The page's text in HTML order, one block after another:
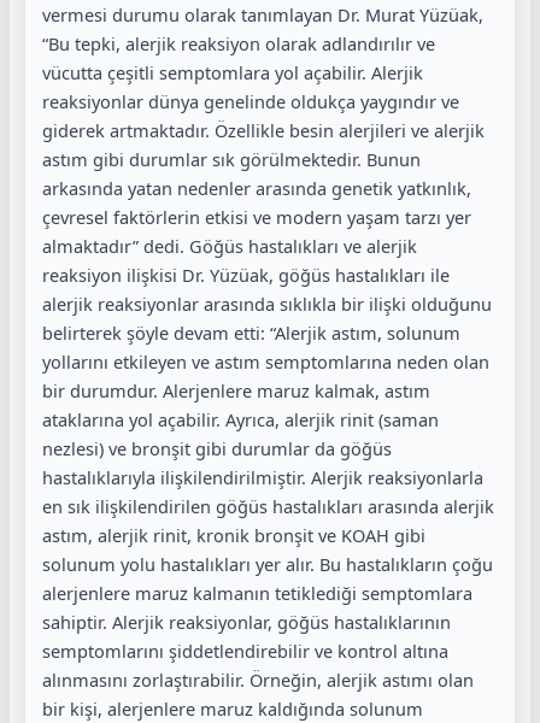
vermesi durumu olarak tanımlayan Dr. Murat Yüzüak,
“Bu tepki, alerjik reaksiyon olarak adlandırılır ve
vücutta çeşitli semptomlara yol açabilir. Alerjik
reaksiyonlar dünya genelinde oldukça yaygındır ve
giderek artmaktadır. Özellikle besin alerjileri ve alerjik
astım gibi durumlar sık görülmektedir. Bunun
arkasında yatan nedenler arasında genetik yatkınlık,
çevresel faktörlerin etkisi ve modern yaşam tarzı yer
almaktadır” dedi. Göğüs hastalıkları ve alerjik
reaksiyon ilişkisi Dr. Yüzüak, göğüs hastalıkları ile
alerjik reaksiyonlar arasında sıklıkla bir ilişki olduğunu
belirterek şöyle devam etti: “Alerjik astım, solunum
yollarını etkileyen ve astım semptomlarına neden olan
bir durumdur. Alerjenlere maruz kalmak, astım
ataklarına yol açabilir. Ayrıca, alerjik rinit (saman
nezlesi) ve bronşit gibi durumlar da göğüs
hastalıklarıyla ilişkilendirilmiştir. Alerjik reaksiyonlarla
en sık ilişkilendirilen göğüs hastalıkları arasında alerjik
astım, alerjik rinit, kronik bronşit ve KOAH gibi
solunum yolu hastalıkları yer alır. Bu hastalıkların çoğu
alerjenlere maruz kalmanın tetiklediği semptomlara
sahiptir. Alerjik reaksiyonlar, göğüs hastalıklarının
semptomlarını şiddetlendirebilir ve kontrol altına
alınmasını zorlaştırabilir. Örneğin, alerjik astımı olan
bir kişi, alerjenlere maruz kaldığında solunum